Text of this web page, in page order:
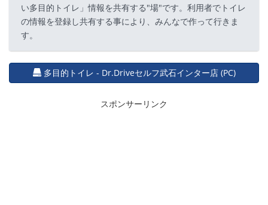
い多目的トイレ」情報を共有する"場"です。利用者でトイレ
の情報を登録し共有する事により、みんなで作って行きま
す。
多目的トイレ - Dr.Driveセルフ武石インター店 (PC)
スポンサーリンク